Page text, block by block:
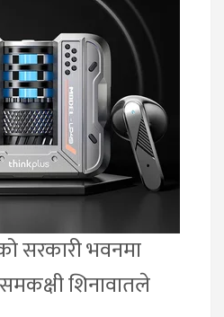
सरकारी भवनमा
शिनावातले